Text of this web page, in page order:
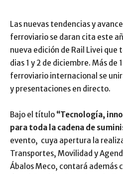
Las nuevas tendencias y
ferroviario se daran cita este
nueva edición de Rail Livei que
dias 1 y 2 de diciembre. Más
ferroviario internacional se
y presentaciones en directo.
Bajo el título “Tecnología,
para toda la cadena de
evento, cuya apertura la
Transportes, Movilidad y
Ábalos Meco, contará además